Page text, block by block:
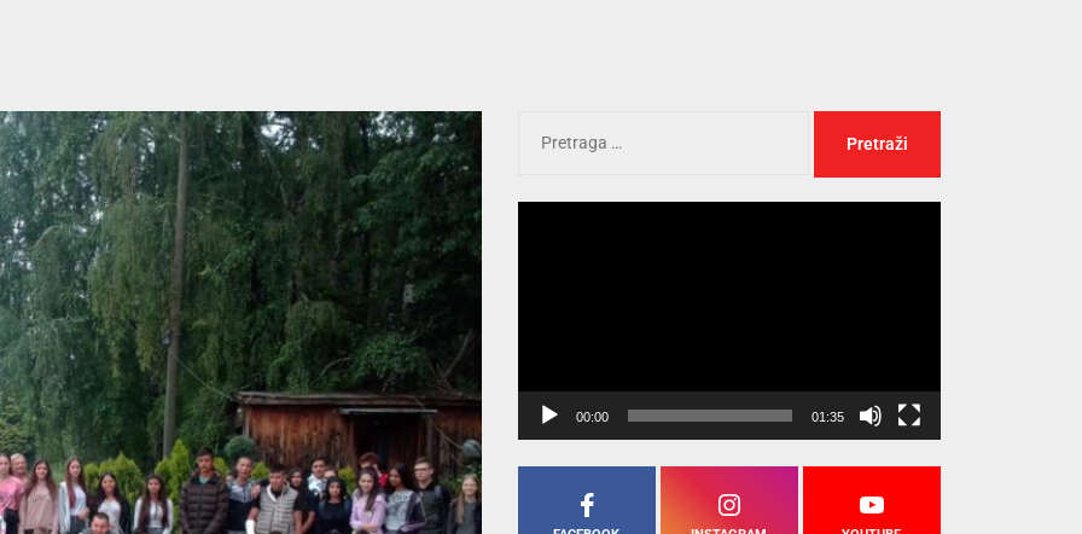
dva sveta: Tradicija vs. Tehnologija
na površinskom kopu „Tamnava-Zapadno polje“ / Neprekidna veza proizvodnje
fiskulturne sale u Jabučju
spremili „zeleni“ bager za pokret / Prvi rotorni bager na putu ka kopu „Radljevo“
00:00 01:35